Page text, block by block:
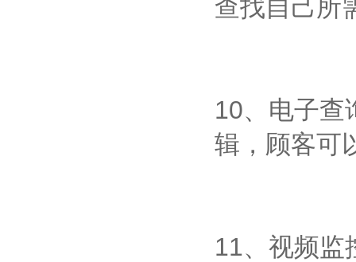
查找自己所
10、电子查
辑，顾客可
11、视频监